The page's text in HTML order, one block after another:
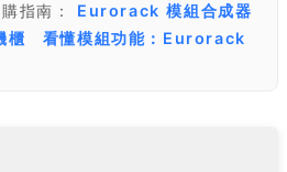
指南：
Eurorack 模組合成器
櫃
看懂模組功能：Eurorack